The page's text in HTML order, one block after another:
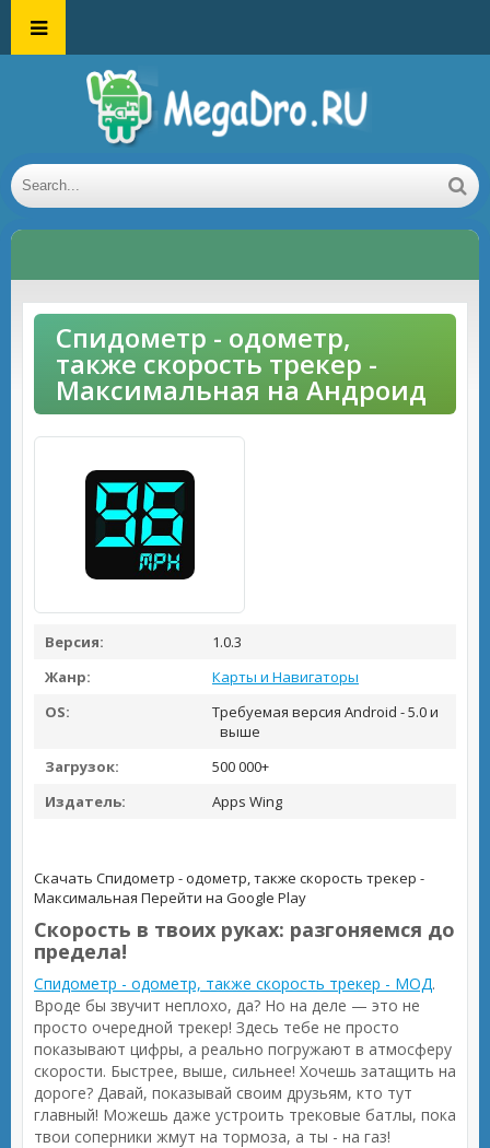
Спидометр - одометр,
также скорость трекер -
Максимальная на Андроид
Версия:
1.0.3
Жанр:
Карты и Навигаторы
OS:
Требуемая версия Android - 5.0 и
выше
Загрузок:
500 000+
Издатель:
Apps Wing
Скачать Спидометр - одометр, также скорость трекер -
Максимальная Перейти на Google Play
Скорость в твоих руках: разгоняемся до
предела!
Спидометр - одометр, также скорость трекер - МОД.
Вроде бы звучит неплохо, да? Но на деле — это не
просто очередной трекер! Здесь тебе не просто
показывают цифры, а реально погружают в атмосферу
скорости. Быстрее, выше, сильнее! Хочешь затащить на
дороге? Давай, показывай своим друзьям, кто тут
главный! Можешь даже устроить трековые батлы, пока
твои соперники жмут на тормоза, а ты - на газ!